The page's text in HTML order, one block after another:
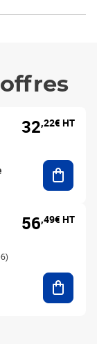
32,22€ HT
56,49€ HT